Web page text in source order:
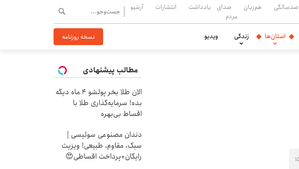
صدسالگی هم‌زبان
صدای
مردم
یادداشت انتشارات آرشیو
استان‌ها زندگی ویدیو نسخه روزنامه
مطالب پیشنهادی
الان طلا بخر پولشو 4 ماه دیگه
بده! سرمایه‌گذاری طلا با
اقساط بی‌بهره
دندان مصنوعی سوئیسی |
سبک، مقاوم، طبیعی! ویزیت
رایگان+پرداخت اقساطی😍